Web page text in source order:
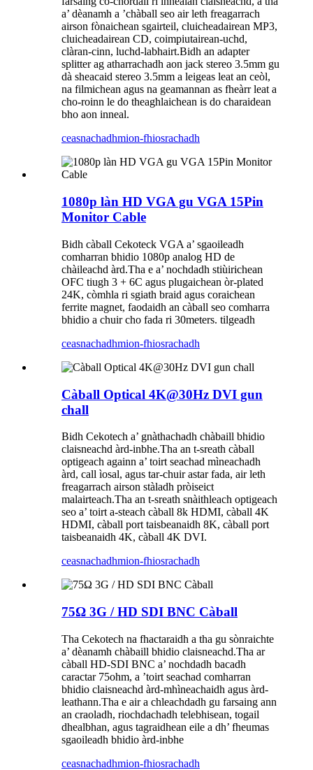
a’ dèanamh a ’chàball seo air leth freagarrach
airson fònaichean sgairteil, cluicheadairean MP3,
cluicheadairean CD, coimpiutairean-uchd,
clàran-cinn, luchd-labhairt.Bidh an adapter
splitter ag atharrachadh aon jack stereo 3.5mm gu
dà sheacaid stereo 3.5mm a leigeas leat an ceòl,
na filmichean agus na geamannan as fheàrr leat a
cho-roinn le do theaghlaichean is do charaidean
bho aon inneal.
ceasnachadhmion-fhiosrachadh
1080p làn HD VGA gu VGA 15Pin
Monitor Cable
Bidh càball Cekoteck VGA a’ sgaoileadh
comharran bhidio 1080p analog HD de
chàileachd àrd.Tha e a’ nochdadh stiùirichean
OFC tiugh 3 + 6C agus plugaichean òr-plated
24K, còmhla ri sgiath braid agus coraichean
ferrite magnet, faodaidh an càball seo comharra
bhidio a chuir cho fada ri 30meters. tilgeadh
ceasnachadhmion-fhiosrachadh
Càball Optical 4K@30Hz DVI gun
chall
Bidh Cekotech a’ gnàthachadh chàbaill bhidio
claisneachd àrd-inbhe.Tha an t-sreath càball
optigeach againn a’ toirt seachad mìneachadh
àrd, call ìosal, agus tar-chuir astar fada, air leth
freagarrach airson stàladh pròiseict
malairteach.Tha an t-sreath snàithleach optigeach
seo a’ toirt a-steach càball 8k HDMI, càball 4K
HDMI, càball port taisbeanaidh 8K, càball port
taisbeanaidh 4K, càball 4K DVI.
ceasnachadhmion-fhiosrachadh
75Ω 3G / HD SDI BNC Càball
Tha Cekotech na fhactaraidh a tha gu sònraichte
a’ dèanamh chàbaill bhidio claisneachd.Tha ar
càball HD-SDI BNC a’ nochdadh bacadh
caractar 75ohm, a ’toirt seachad comharran
bhidio claisneachd àrd-mhìneachaidh agus àrd-
leathann.Tha e air a chleachdadh gu farsaing ann
an craoladh, riochdachadh telebhisean, togail
dhealbhan, agus tagraidhean eile a dh’ fheumas
sgaoileadh bhidio àrd-inbhe
ceasnachadhmion-fhiosrachadh